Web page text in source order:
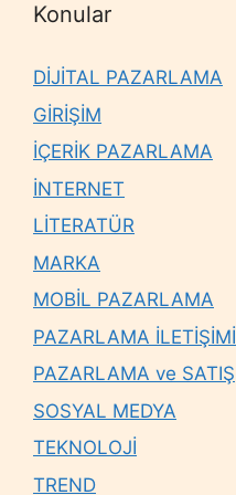
Konular
DİJİTAL PAZARLAMA
GİRİŞİM
İÇERİK PAZARLAMA
İNTERNET
LİTERATÜR
MARKA
MOBİL PAZARLAMA
PAZARLAMA İLETİŞİMİ
PAZARLAMA ve SATIŞ
SOSYAL MEDYA
TEKNOLOJİ
TREND